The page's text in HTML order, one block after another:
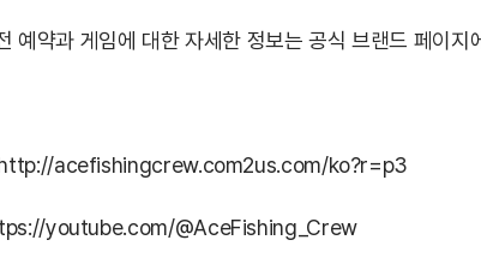
예약과 게임에 대한 자세한 정보는 공식 브랜드 페이지
acefishingcrew.com2us.com/ko?r=p3
youtube.com/@AceFishing_Crew